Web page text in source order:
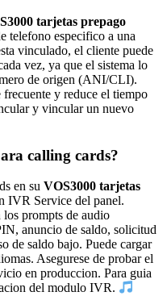
tarjetas prepago
telefono especifico a una
vinculado, el cliente puede
vez, ya que el sistema lo
de origen (ANI/CLI).
y reduce el tiempo
y vincular un nuevo
calling cards?
en su VOS3000 tarjetas
IVR Service del panel.
prompts de audio
anuncio de saldo, solicitud
de saldo bajo. Puede cargar
Asegurese de probar el
en produccion. Para guia
del modulo IVR.